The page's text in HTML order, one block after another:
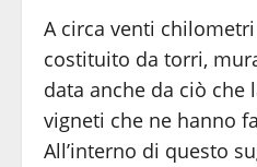
A circa venti
costituito da torri,
data anche da ciò
vigneti che ne hanno
All’interno di questo